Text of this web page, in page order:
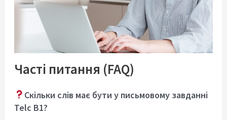
Часті питання (FAQ)
Скільки слів має бути у письмовому завданні
Telc B1?